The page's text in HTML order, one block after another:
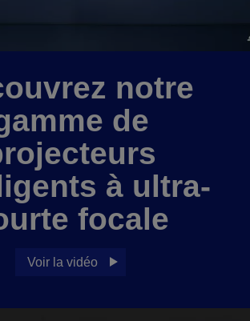
notre
de
à ultra-
focale
Voir la vidéo